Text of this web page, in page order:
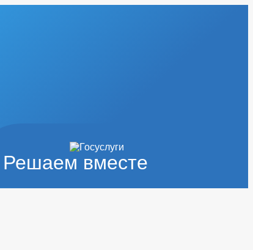
Решаем вместе